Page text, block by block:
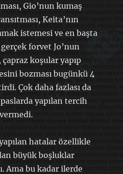
Gio’nun kumaş
Keita’nın
istemesi ve en başta
forvet Jo’nun
koşular yapıp
bozması bugünkü 4
Çok daha fazlası da
yapılan tercih
hatalar özellikle
büyük boşluklar
Ama bu kadar ilerde